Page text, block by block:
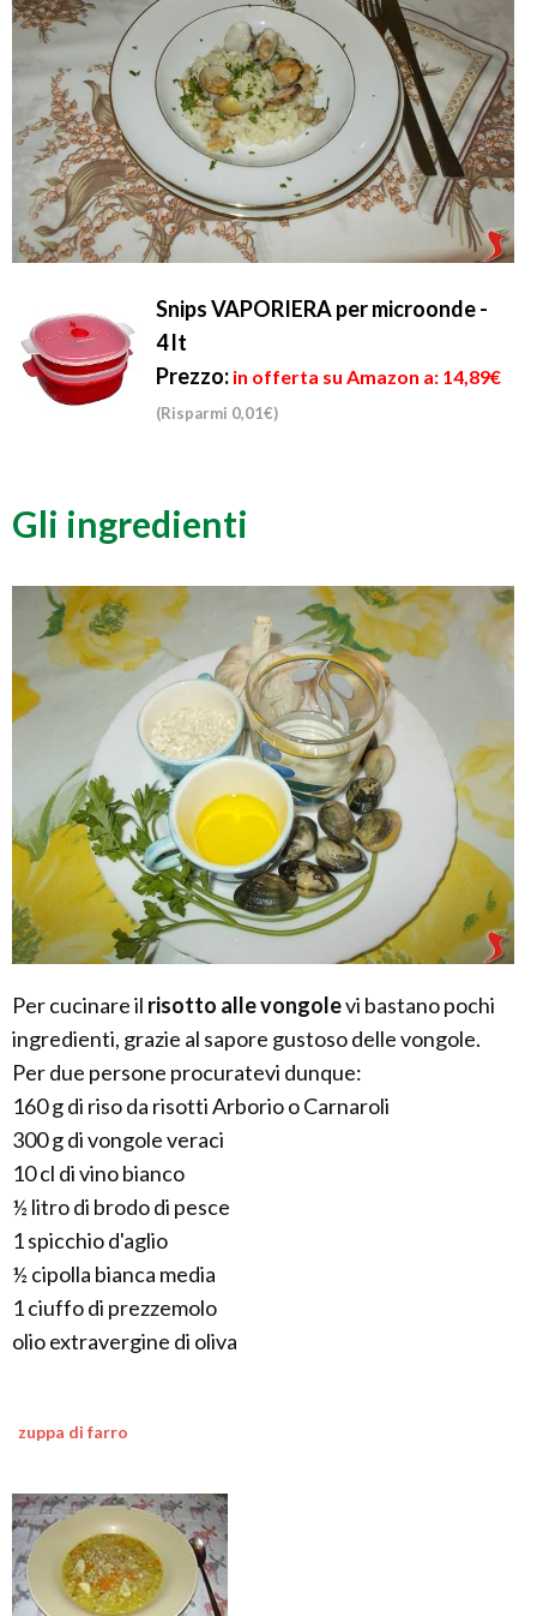
Snips VAPORIERA per microonde -
4 lt
Prezzo: in offerta su Amazon a: 14,89€
(Risparmi 0,01€)
Gli ingredienti
Per cucinare il risotto alle vongolevi bastano pochi
ingredienti, grazie al sapore gustoso delle vongole.
Per due persone procuratevi dunque:
160 g di riso da risotti Arborio o Carnaroli
300 g di vongole veraci
10 cl di vino bianco
½ litro di brodo di pesce
1 spicchio d'aglio
½ cipolla bianca media
1 ciuffo di prezzemolo
olio extravergine di oliva
zuppa di farro